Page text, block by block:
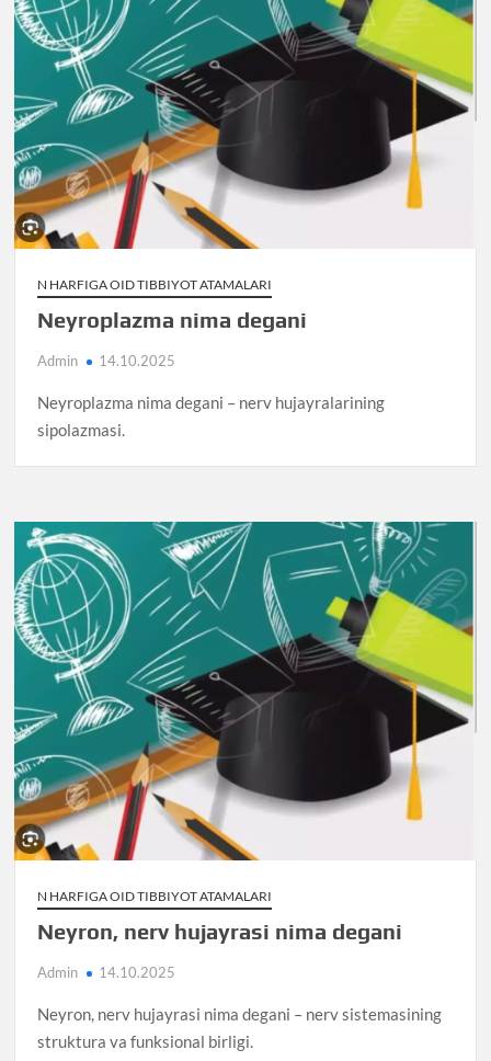
N HARFIGA OID TIBBIYOT ATAMALARI
Neyroplazma nima degani
Admin 14.10.2025
Neyroplazma nima degani – nerv hujayralarining
sipolazmasi.
N HARFIGA OID TIBBIYOT ATAMALARI
Neyron, nerv hujayrasi nima degani
Admin 14.10.2025
Neyron, nerv hujayrasi nima degani – nerv sistemasining
struktura va funksional birligi.